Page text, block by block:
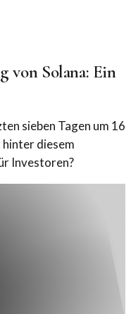
von Solana: Ein
sieben Tagen um 16
diesem
Investoren?